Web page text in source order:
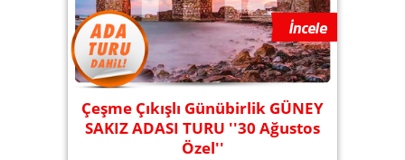
Çeşme Çıkışlı Günübirlik GÜNEY
SAKIZ ADASI TURU ''30 Ağustos
Özel''